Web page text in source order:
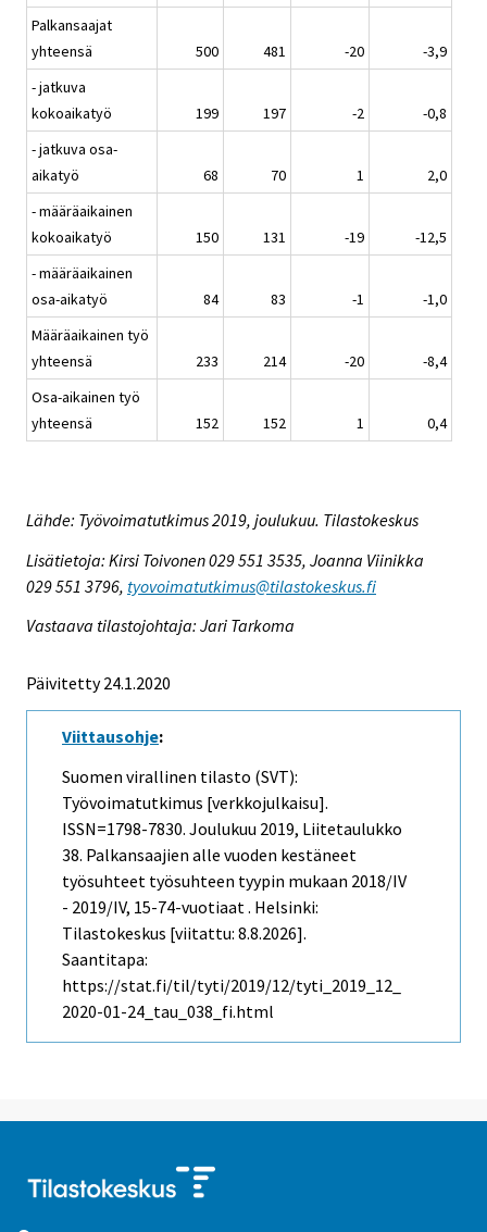
Palkansaajat
yhteensä
500 481 -20
-3,9
- jatkuva
kokoaikatyö
199 197 -2
-0,8
- jatkuva osa-
aikatyö
68 70 1
2,0
- määräaikainen
kokoaikatyö
150 131 -19
-12,5
- määräaikainen
osa-aikatyö
84 83 -1
-1,0
Määräaikainen työ
yhteensä
233 214 -20
-8,4
Osa-aikainen työ
yhteensä
152 152 1 0,4
Lähde: Työvoimatutkimus 2019, joulukuu. Tilastokeskus
Lisätietoja: Kirsi Toivonen 029 551 3535, Joanna Viinikka
029 551 3796, tyovoimatutkimus@tilastokeskus.fi
Vastaava tilastojohtaja: Jari Tarkoma
Päivitetty 24.1.2020
Viittausohje:
Suomen virallinen tilasto (SVT):
Työvoimatutkimus [verkkojulkaisu].
ISSN=1798-7830. Joulukuu 2019, Liitetaulukko
38. Palkansaajien alle vuoden kestäneet
työsuhteet työsuhteen tyypin mukaan 2018/IV
- 2019/IV, 15-74-vuotiaat . Helsinki:
Tilastokeskus [viitattu: 8.8.2026].
Saantitapa:
https://stat.fi/til/tyti/2019/12/tyti_2019_12_
2020-01-24_tau_038_fi.html